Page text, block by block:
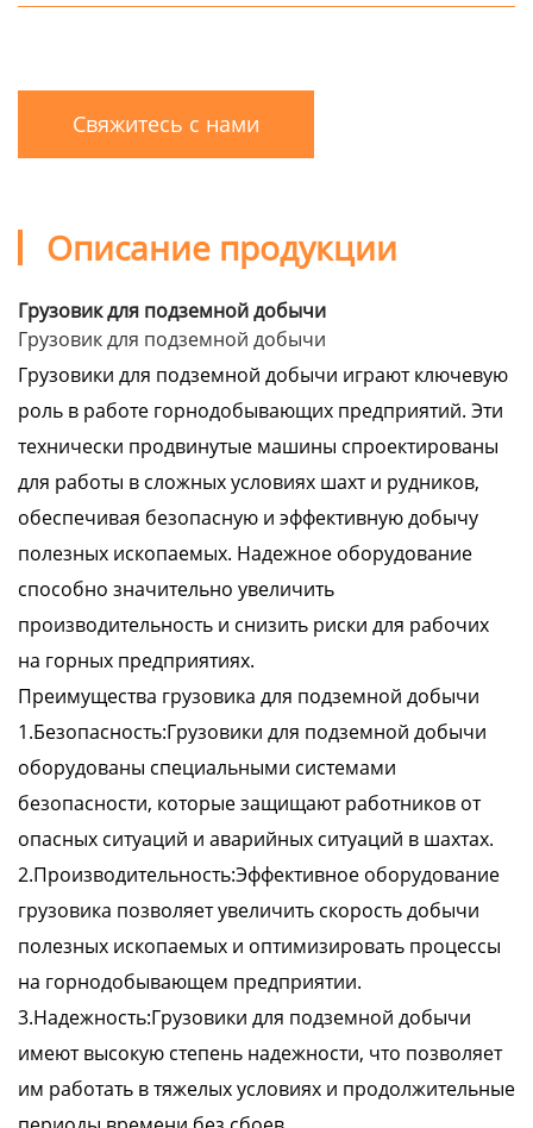
Свяжитесь с нами
Описание продукции
Грузовик для подземной добычи
Грузовик для подземной добычи
Грузовики для подземной добычи играют ключевую
роль в работе горнодобывающих предприятий. Эти
технически продвинутые машины спроектированы
для работы в сложных условиях шахт и рудников,
обеспечивая безопасную и эффективную добычу
полезных ископаемых. Надежное оборудование
способно значительно увеличить
производительность и снизить риски для рабочих
на горных предприятиях.
Преимущества грузовика для подземной добычи
1.Безопасность:Грузовики для подземной добычи
оборудованы специальными системами
безопасности, которые защищают работников от
опасных ситуаций и аварийных ситуаций в шахтах.
2.Производительность:Эффективное оборудование
грузовика позволяет увеличить скорость добычи
полезных ископаемых и оптимизировать процессы
на горнодобывающем предприятии.
3.Надежность:Грузовики для подземной добычи
имеют высокую степень надежности, что позволяет
им работать в тяжелых условиях и продолжительные